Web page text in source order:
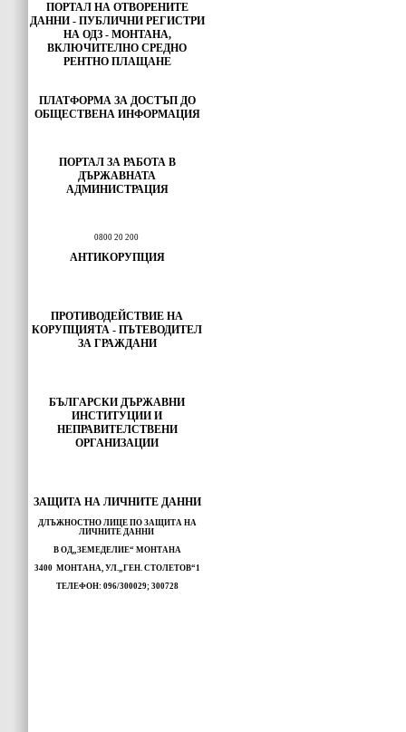
ПОРТАЛ НА ОТВОРЕНИТЕ
ДАННИ - ПУБЛИЧНИ РЕГИСТРИ
НА ОДЗ - МОНТАНА,
ВКЛЮЧИТЕЛНО СРЕДНО
РЕНТНО ПЛАЩАНЕ
ПЛАТФОРМА ЗА ДОСТЪП ДО
ОБЩЕСТВЕНА ИНФОРМАЦИЯ
ПОРТАЛ ЗА РАБОТА В
ДЪРЖАВНАТА
АДМИНИСТРАЦИЯ
0800 20 200
АНТИКОРУПЦИЯ
ПРОТИВОДЕЙСТВИЕ НА
КОРУПЦИЯТА - ПЪТЕВОДИТЕЛ
ЗА ГРАЖДАНИ
БЪЛГАРСКИ ДЪРЖАВНИ
ИНСТИТУЦИИ И
НЕПРАВИТЕЛСТВЕНИ
ОРГАНИЗАЦИИ
ЗАЩИТА НА ЛИЧНИТЕ ДАННИ
ДЛЪЖНОСТНО ЛИЦЕ ПО ЗАЩИТА НА
ЛИЧНИТЕ ДАННИ
В ОД„ЗЕМЕДЕЛИЕ“ МОНТАНА
3400 МОНТАНА, УЛ.„ГЕН. СТОЛЕТОВ“1
ТЕЛЕФОН: 096/300029; 300728